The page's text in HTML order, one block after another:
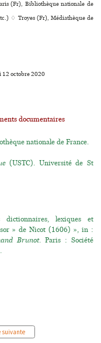
(Fr), Bibliothèque nationale de
♢ Troyes (Fr), Médiathèque de
12 octobre 2020
documentaires
nationale de France.
(USTC). Université de St
lexiques et
» de Nicot (1606) », in :
Brunot. Paris : Société
suivante